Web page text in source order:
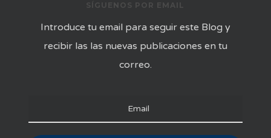
SÍGUENOS POR EMAIL
Introduce tu email para seguir este Blog y
recibir las las nuevas publicaciones en tu
correo.